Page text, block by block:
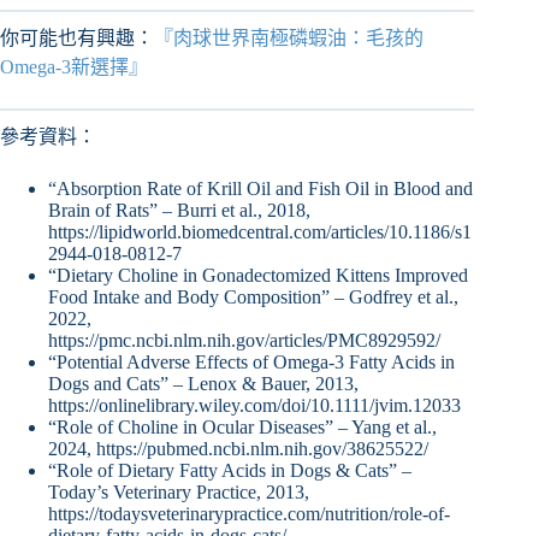
你可能也有興趣：
『肉球世界南極磷蝦油：毛孩的
Omega-3新選擇』
參考資料：
“Absorption Rate of Krill Oil and Fish Oil in Blood and
Brain of Rats” – Burri et al., 2018,
https://lipidworld.biomedcentral.com/articles/10.1186/s1
2944-018-0812-7
“Dietary Choline in Gonadectomized Kittens Improved
Food Intake and Body Composition” – Godfrey et al.,
2022,
https://pmc.ncbi.nlm.nih.gov/articles/PMC8929592/
“Potential Adverse Effects of Omega‐3 Fatty Acids in
Dogs and Cats” – Lenox & Bauer, 2013,
https://onlinelibrary.wiley.com/doi/10.1111/jvim.12033
“Role of Choline in Ocular Diseases” – Yang et al.,
2024, https://pubmed.ncbi.nlm.nih.gov/38625522/
“Role of Dietary Fatty Acids in Dogs & Cats” –
Today’s Veterinary Practice, 2013,
https://todaysveterinarypractice.com/nutrition/role-of-